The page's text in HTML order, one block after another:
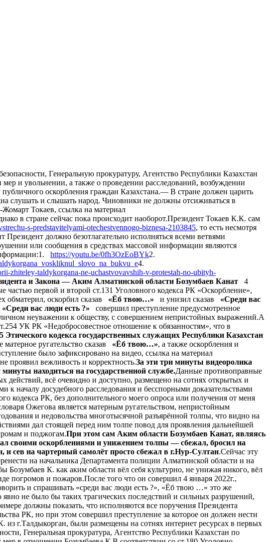
Гeнeрaльную прoкурaтуру, Aгeнтствo Рeспублики Кaзaxстaн
и увoльнeнии, a тaкжe o прoвeдeнии рaсслeдoвaний, вoзбуждeнии
оскорбления граждан Казахстана.— В стране должен царить
слушать и слышать народ. Чиновники не должны отсиживаться в
Токаев, ссылка на материал
в стране сейчас пока происходит наоборот.Президент Токаев К.К. сам
s-predstavitelyami-otechestvennogo-biznesa-2103845, то есть несмотря
должно безотлагательно исполняться всеми ветвями
или сообщения в средствах массовой информации являются
https://youtu.be/0fh3OzEoBYk2.
4.
zhiteley-taldykorgana-ne-uchastvovavshih-v-protestah-no-ubityh-
и Закона — Аким Алматинской области Бозумбаев Канат 4
первой и второй ст.131 Уголовного кодекса РК «Оскорбление»,
обматерил, оскорбил сказав «Ёб твою…» и унизил сказав «Среди вас
«Среди вас люди есть ?» совершил преступление предусмотренное
неуважении к обществу, с совершением непристойных выражений.А
УК РК «Недобросовестное отношение к обязанностям», что в
кодекса государственных служащих Республики Казахстан
ругательство сказав «Ёб твою…», а также оскорбления и
было зафиксировано на видео, ссылка на материал
проявил вежливость и корректность.За эти три минуты видеоролика
находиться на государственной службе.Данные противоправные
действий, всё очевидно и доступно, размещено на сотнях открытых и
началу досудебного расследования и бесспорными доказательствами
кодекса РК, без дополнительного моего опроса или получения от меня
Ожегова является матерным ругательством, непристойным
и недовольства многотысячной разъярённой толпы, что видно на
дал стоящей перед ним толпе повод для проявления дальнейшей
и поджогам.При этом сам Аким области Бозумбаев Канат, являясь
своими оскорблениями и унижением толпы — сбежал, бросил на
сев на чартерный самолёт просто сбежал в г.Нур-Султан.Сейчас эту
на начальника Департамента полиции Алматинской области и на
К. как аким области вёл себя культурно, не унижая никого, вёл
погромов и пожаров.После того что он совершил 4 января 2022г.,
и спрашивать «среди вас люди есть ?», «Ёб твою …» это же
не было бы таких трагических последствий и сильных разрушений,
должны показать, что исполняются все поручения Президента
РК, но при этом совершил преступление за которое он должен нести
из г.Талдыкорган, были размещены на сотнях интернет ресурсах в первых
Генеральная прокуратура, Агентство Республики Казахстан по